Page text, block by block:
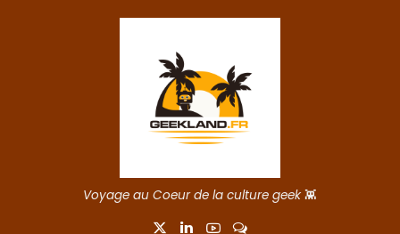
Voyage au Coeur de la culture geek👾